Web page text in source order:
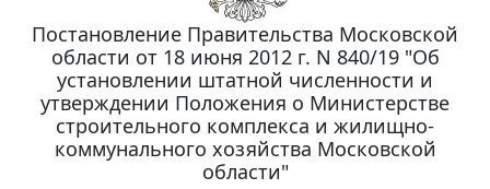
Постановление Правительства Московской
области от 18 июня 2012 г. N 840/19 "Об
установлении штатной численности и
утверждении Положения о Министерстве
строительного комплекса и жилищно-
коммунального хозяйства Московской
области"